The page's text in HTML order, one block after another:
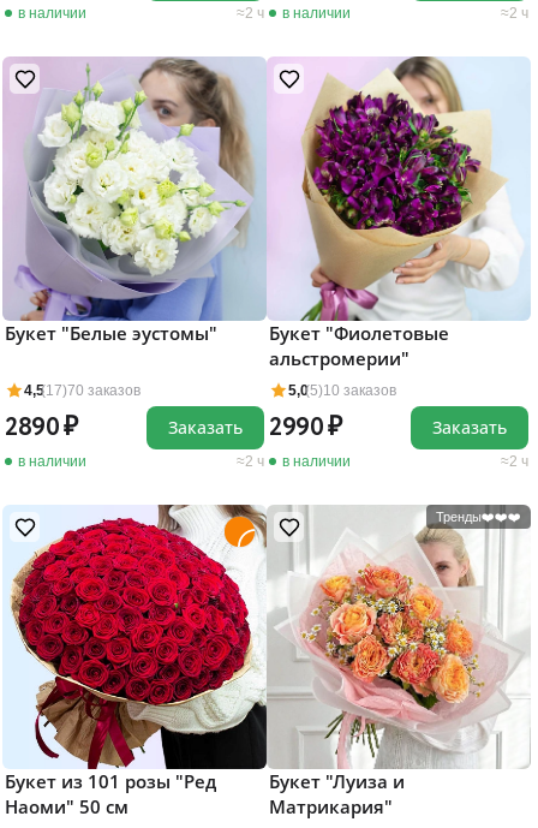
в наличии 2 ч в наличии 2 ч
4,5(17)70 заказов
Букет "Белые эустомы"
2890
в наличии 2 ч
Заказать
5,0(5)10 заказов
Букет "Фиолетовые
альстромерии"
2990
в наличии 2 ч
Заказать
Букет из 101 розы "Ред
Наоми" 50 см
Тренды❤️❤️❤️
Букет "Луиза и
Матрикария"